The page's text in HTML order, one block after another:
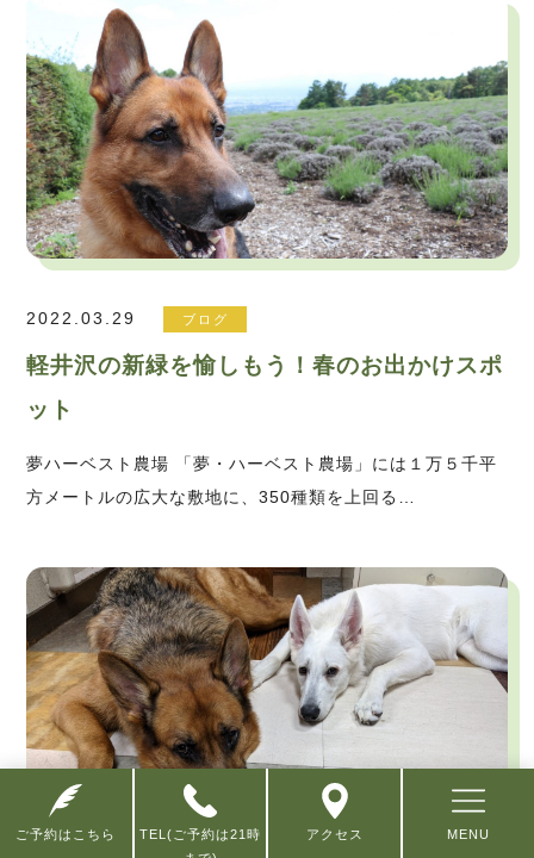
ご予約はこちら
TEL(ご予約は21時
アクセス MENU
2022.03.29 ブログ
軽井沢の新緑を愉しもう！春のお出かけスポ
ット
夢ハーベスト農場 「夢・ハーベスト農場」には１万５千平
方メートルの広大な敷地に、350種類を上回る…